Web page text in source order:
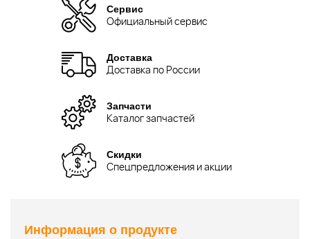
Сервис
Официальный сервис
Доставка
Доставка по России
Запчасти
Каталог запчастей
Скидки
Спецпредложения и акции
Информация о продукте